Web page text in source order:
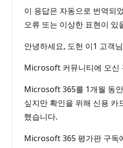
이 응답은 자동으로 번역되
오류 또는 이상한 표현이 있
안녕하세요, 도헌 이1 고객
Microsoft 커뮤니티에 오신
Microsoft 365를 1개월 동
싶지만 확인을 위해 신용 카
했습니다.
Microsoft 365 평가판 구독